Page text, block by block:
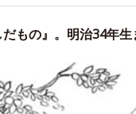
もの』。明治34年生